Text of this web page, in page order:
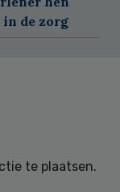
de zorg
te plaatsen.